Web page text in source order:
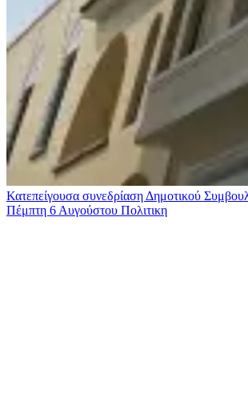
Κατεπείγουσα συνεδρίαση Δημοτικού
Πέμπτη 6 Αυγούστου Πολιτικη